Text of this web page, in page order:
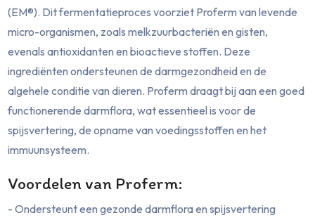
(EM®). Dit fermentatieproces voorziet Proferm van levende
micro-organismen, zoals melkzuurbacteriën en gisten,
evenals antioxidanten en bioactieve stoffen. Deze
ingrediënten ondersteunen de darmgezondheid en de
algehele conditie van dieren. Proferm draagt bij aan een goed
functionerende darmflora, wat essentieel is voor de
spijsvertering, de opname van voedingsstoffen en het
immuunsysteem.
Voordelen van Proferm:
- Ondersteunt een gezonde darmflora en spijsvertering